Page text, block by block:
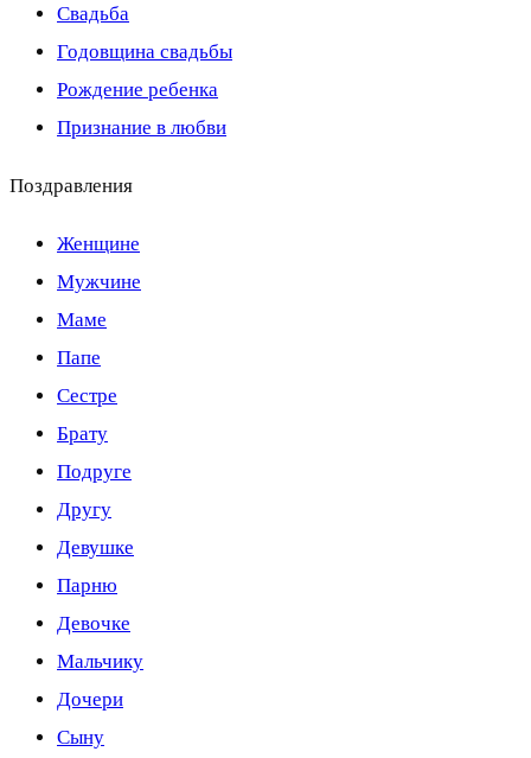
Свадьба
Годовщина свадьбы
Рождение ребенка
Признание в любви
Поздравления
Женщине
Мужчине
Маме
Папе
Сестре
Брату
Подруге
Другу
Девушке
Парню
Девочке
Мальчику
Дочери
Сыну